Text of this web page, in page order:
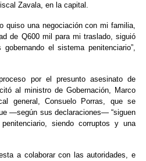
Zavala, en la capital.
quiso una negociación con mi familia,
de Q600 mil para mi traslado, siguió
el sistema penitenciario”,
por el presunto asesinato de
al ministro de Gobernación, Marco
general, Consuelo Porras, que se
—según sus declaraciones— “siguen
siendo corruptos y una
a colaborar con las autoridades, e